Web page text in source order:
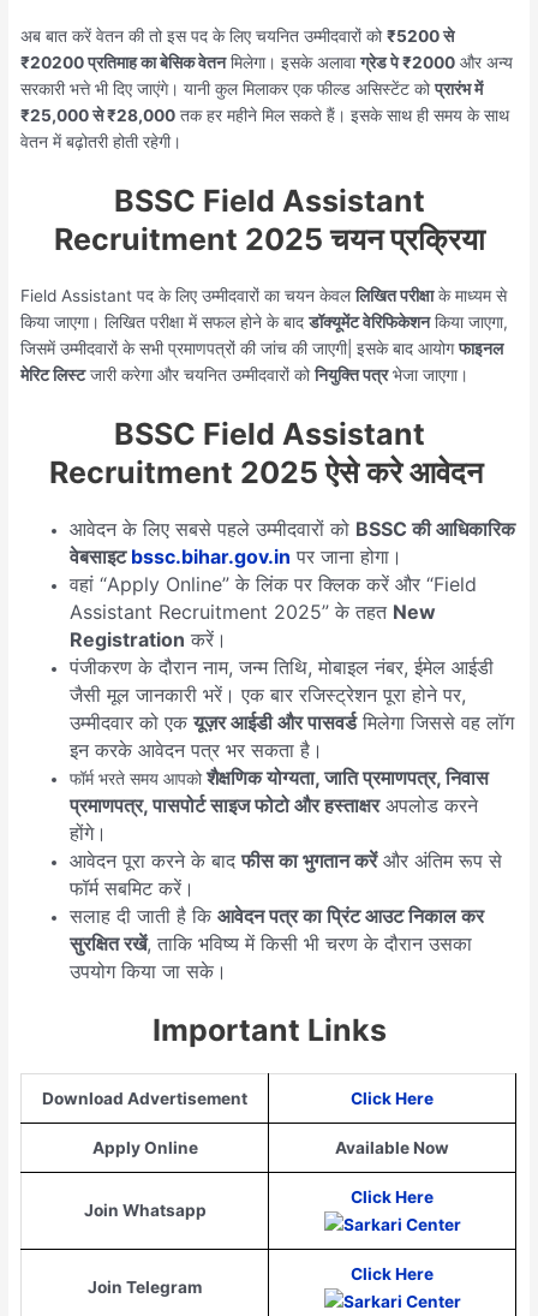
अब बात करें वेतन की तो इस पद के लिए चयनित उम्मीदवारों को₹5200 से
₹20200 प्रतिमाह का बेसिक वेतनमिलेगा। इसके अलावाग्रेड पे ₹2000 और अन्य
सरकारी भत्ते भी दिए जाएंगे। यानी कुल मिलाकर एक फील्ड असिस्टेंट कोप्रारंभ में
₹25,000 से ₹28,000 तक हर महीने मिल सकते हैं। इसके साथ ही समय के साथ
वेतन में बढ़ोतरी होती रहेगी।
BSSC Field Assistant
Recruitment 2025 चयन प्रक्रिया
Field Assistant पद के लिए उम्मीदवारों का चयन केवललिखित परीक्षाके माध्यम से
किया जाएगा। लिखित परीक्षा में सफल होने के बादडॉक्यूमेंट वेरिफिकेशनकिया जाएगा,
जिसमें उम्मीदवारों के सभी प्रमाणपत्रों की जांच की जाएगी| इसके बाद आयोगफाइनल
मेरिट लिस्टजारी करेगा और चयनित उम्मीदवारों कोनियुक्ति पत्रभेजा जाएगा।
BSSC Field Assistant
Recruitment 2025 ऐसे करे आवेदन
आवेदन के लिए सबसे पहले उम्मीदवारों को BSSC की आधिकारिक
वेबसाइट bssc.bihar.gov.in पर जाना होगा।
वहां “Apply Online” के लिंक पर क्लिक करें और “Field
Assistant Recruitment 2025” के तहत New
Registration करें।
पंजीकरण के दौरान नाम, जन्म तिथि, मोबाइल नंबर, ईमेल आईडी
जैसी मूल जानकारी भरें। एक बार रजिस्ट्रेशन पूरा होने पर,
उम्मीदवार को एकयूज़र आईडी और पासवर्डमिलेगा जिससे वह लॉग
इन करके आवेदन पत्र भर सकता है।
फॉर्म भरते समय आपकोशैक्षणिक योग्यता, जाति प्रमाणपत्र, निवास
प्रमाणपत्र, पासपोर्ट साइज फोटो और हस्ताक्षरअपलोड करने
होंगे।
आवेदन पूरा करने के बादफीस का भुगतान करेंऔर अंतिम रूप से
फॉर्म सबमिट करें।
सलाह दी जाती है किआवेदन पत्र का प्रिंट आउट निकाल कर
सुरक्षित रखें, ताकि भविष्य में किसी भी चरण के दौरान उसका
उपयोग किया जा सके।
Important Links
Download Advertisement Click Here
Apply Online Available Now
Join Whatsapp
Click Here
Join Telegram
Click Here